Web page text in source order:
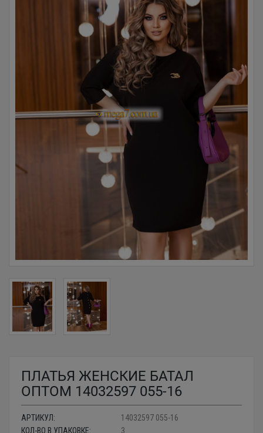
ПЛАТЬЯ ЖЕНСКИЕ БАТАЛ
ОПТОМ 14032597 055-16
АРТИКУЛ:
14032597 055-16
КОЛ-ВО В УПАКОВКЕ:
3